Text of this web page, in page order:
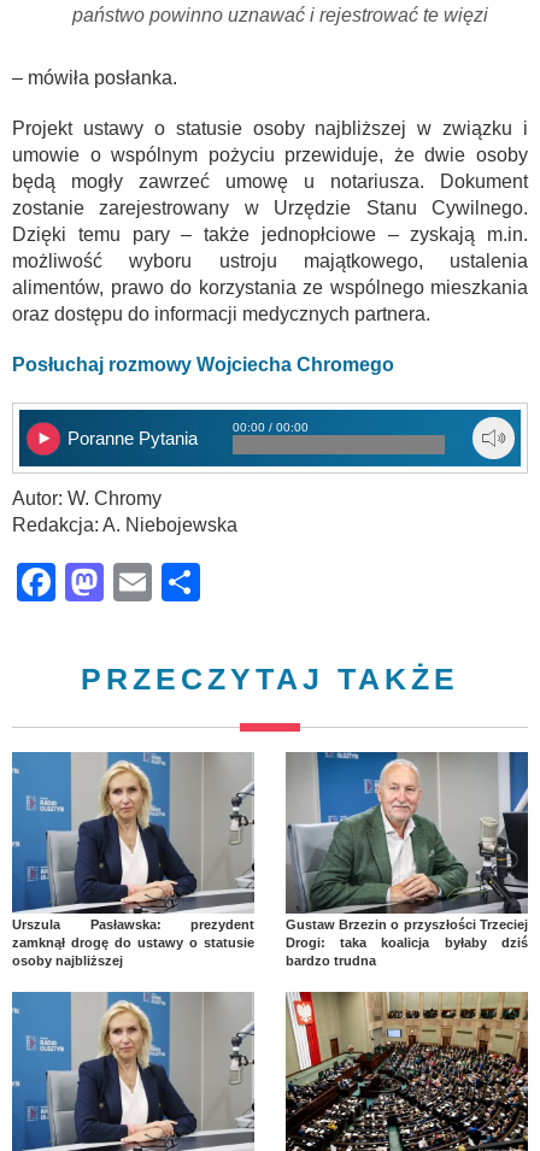
państwo powinno uznawać i rejestrować te więzi
– mówiła posłanka.
Projekt ustawy o statusie osoby najbliższej w związku i
umowie o wspólnym pożyciu przewiduje, że dwie osoby
będą mogły zawrzeć umowę u notariusza. Dokument
zostanie zarejestrowany w Urzędzie Stanu Cywilnego.
Dzięki temu pary – także jednopłciowe – zyskają m.in.
możliwość wyboru ustroju majątkowego, ustalenia
alimentów, prawo do korzystania ze wspólnego mieszkania
oraz dostępu do informacji medycznych partnera.
Posłuchaj rozmowy Wojciecha Chromego
Poranne Pytania
00:00 / 00:00
Autor: W. Chromy
Redakcja: A. Niebojewska
Facebook
Mastodon
Email
PRZECZYTAJ TAKŻE
Urszula Pasławska: prezydent
zamknął drogę do ustawy o statusie
osoby najbliższej
Gustaw Brzezin o przyszłości Trzeciej
Drogi: taka koalicja byłaby dziś
bardzo trudna